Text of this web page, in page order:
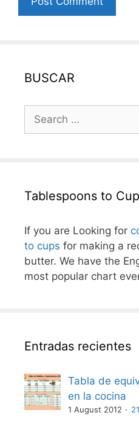
BUSCAR
Search
for:
Tablespoons to
If you are Looking for
to cups for making a
butter. We have the
most popular chart
Entradas recientes
Tabla de
en la cocina
1 August 2012